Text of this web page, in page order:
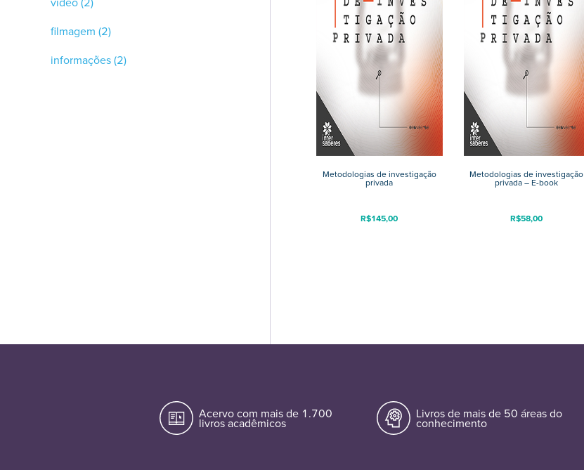
filmagem (2)
informações(2)
Metodologias de investigação
privada
R$145,00
Metodologias de investigação
privada – E-book
R$58,00
Acervo com mais de 1.700
livros acadêmicos
Livros de mais de 50 áreas do
conhecimento